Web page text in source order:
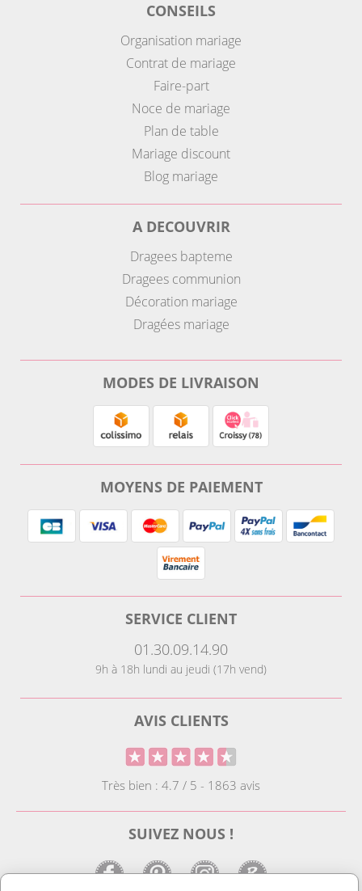
CONSEILS
Organisation mariage
Contrat de mariage
Faire-part
Noce de mariage
Plan de table
Mariage discount
Blog mariage
A DECOUVRIR
Dragees bapteme
Dragees communion
Décoration mariage
Dragées mariage
MODES DE LIVRAISON
MOYENS DE PAIEMENT
SERVICE CLIENT
01.30.09.14.90
9h à 18h lundi au jeudi (17h vend)
AVIS CLIENTS
Très bien : 4.7 / 5 - 1863 avis
SUIVEZ NOUS !